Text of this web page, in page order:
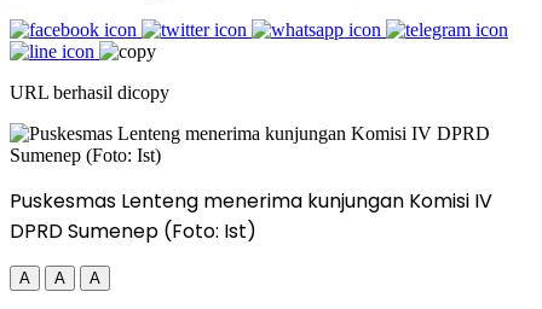
URL berhasil dicopy
Puskesmas Lenteng menerima kunjungan Komisi IV
DPRD Sumenep (Foto: Ist)
A A A